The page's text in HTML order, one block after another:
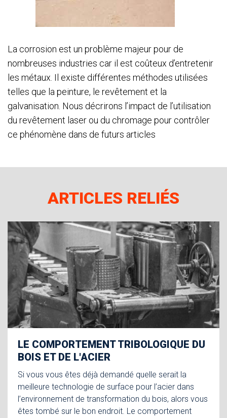
La corrosion est un problème majeur pour de
nombreuses industries car il est coûteux d’entretenir
les métaux. Il existe différentes méthodes utilisées
telles que la peinture, le revêtement et la
galvanisation. Nous décrirons l’impact de l’utilisation
du revêtement laser ou du chromage pour contrôler
ce phénomène dans de futurs articles
ARTICLES RELIÉS
LE COMPORTEMENT TRIBOLOGIQUE DU
BOIS ET DE L'ACIER
Si vous vous êtes déjà demandé quelle serait la
meilleure technologie de surface pour l’acier dans
l’environnement de transformation du bois, alors vous
êtes tombé sur le bon endroit. Le comportement